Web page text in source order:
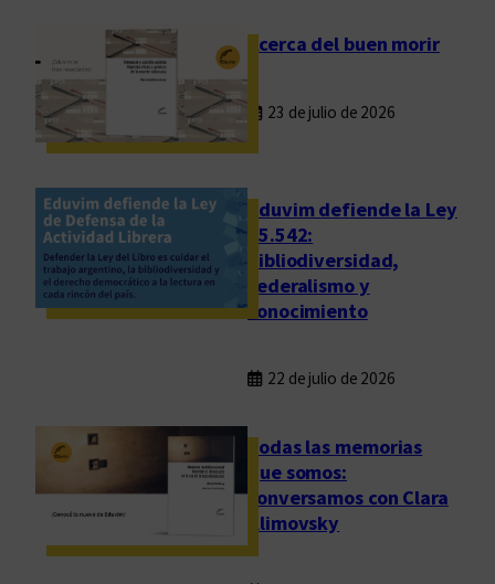
u
n
s
y
o
s
o
b
d
d
Acerca del buen morir
23 de julio de 2026
Eduvim defiende la Ley
25.542:
bibliodiversidad,
federalismo y
conocimiento
22 de julio de 2026
Todas las memorias
que somos:
conversamos con Clara
Klimovsky